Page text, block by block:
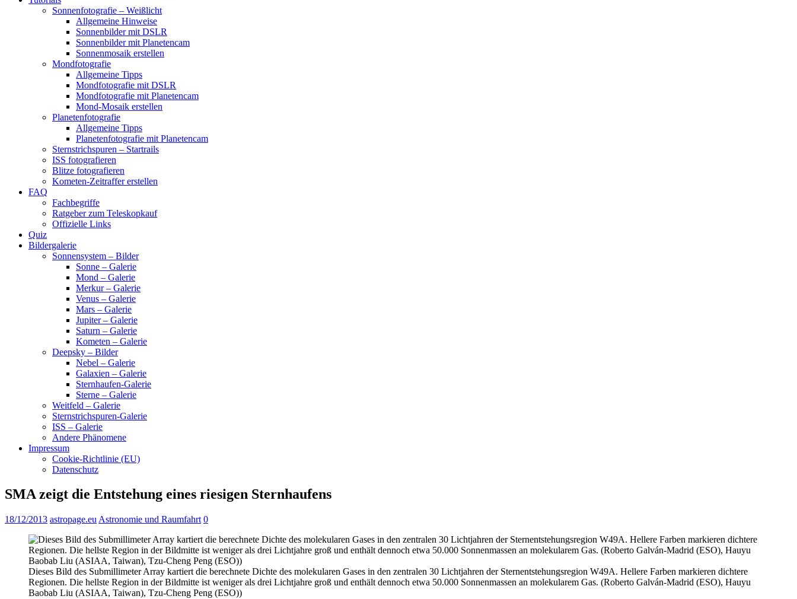
Sonnenfotografie – Weißlicht
Allgemeine Hinweise
Sonnenbilder mit DSLR
Sonnenbilder mit Planetencam
Sonnenmosaik erstellen
Mondfotografie
Allgemeine Tipps
Mondfotografie mit DSLR
Mondfotografie mit Planetencam
Mond-Mosaik erstellen
Planetenfotografie
Allgemeine Tipps
Planetenfotografie mit Planetencam
Sternstrichspuren – Startrails
ISS fotografieren
Blitze fotografieren
Kometen-Zeitraffer erstellen
FAQ
Fachbegriffe
Ratgeber zum Teleskopkauf
Offizielle Links
Quiz
Bildergalerie
Sonnensystem – Bilder
Sonne – Galerie
Mond – Galerie
Merkur – Galerie
Venus – Galerie
Mars – Galerie
Jupiter – Galerie
Saturn – Galerie
Kometen – Galerie
Deepsky – Bilder
Nebel – Galerie
Galaxien – Galerie
Sternhaufen-Galerie
Sterne – Galerie
Weitfeld – Galerie
Sternstrichspuren-Galerie
ISS – Galerie
Andere Phänomene
Impressum
Cookie-Richtlinie (EU)
Datenschutz
SMA zeigt die Entstehung eines riesigen Sternhaufens
18/12/2013 astropage.eu Astronomie und Raumfahrt 0
Dieses Bild des Submillimeter Array kartiert die berechnete Dichte des molekularen Gases in den zentralen 30 Lichtjahren der Sternentstehungsregion W49A. Hellere Farben markieren dichtere
Regionen. Die hellste Region in der Bildmitte ist weniger als drei Lichtjahre groß und enthält dennoch etwa 50.000 Sonnenmassen an molekularem Gas. (Roberto Galván-Madrid (ESO), Hauyu
Baobab Liu (ASIAA, Taiwan), Tzu-Cheng Peng (ESO))